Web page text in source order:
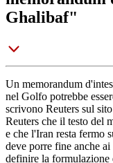
Ghalibaf"
Un memorandum
nel Golfo potrebbe
scrivono Reuters sul
Reuters che il testo del
e che l'Iran resta fermo
deve porre fine anche
definire la formulazione